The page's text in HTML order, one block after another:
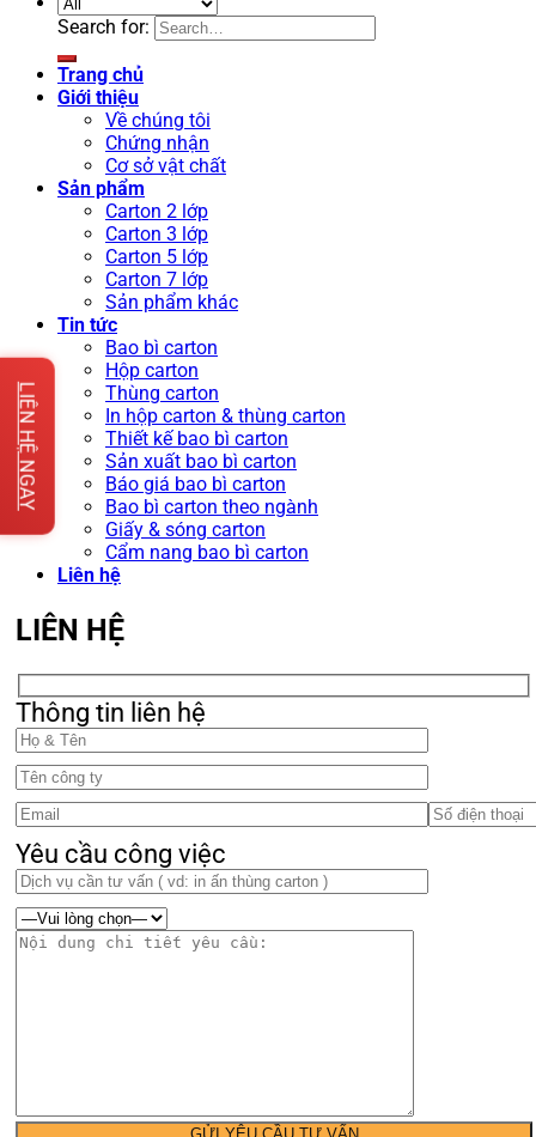
Search for:
Trang chủ
Giới thiệu
Về chúng tôi
Chứng nhận
Cơ sở vật chất
Sản phẩm
Carton 2 lớp
Carton 3 lớp
Carton 5 lớp
Carton 7 lớp
Sản phẩm khác
Tin tức
Bao bì carton
Hộp carton
Thùng carton
In hộp carton & thùng carton
Thiết kế bao bì carton
Sản xuất bao bì carton
Báo giá bao bì carton
Bao bì carton theo ngành
Giấy & sóng carton
Cẩm nang bao bì carton
Liên hệ
LIÊN HỆ NGAY
LIÊN HỆ
Thông tin liên hệ
Yêu cầu công việc